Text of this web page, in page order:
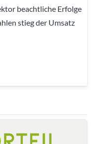
beachtliche Erfolge
stieg der Umsatz